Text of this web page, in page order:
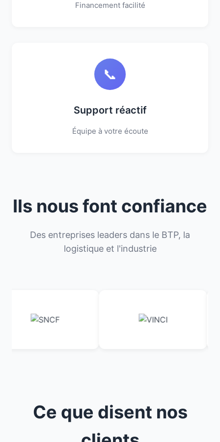
Financement facilité
📞
Support réactif
Équipe à votre écoute
Ils nous font confiance
Des entreprises leaders dans le BTP, la
logistique et l'industrie
Ce que disent nos